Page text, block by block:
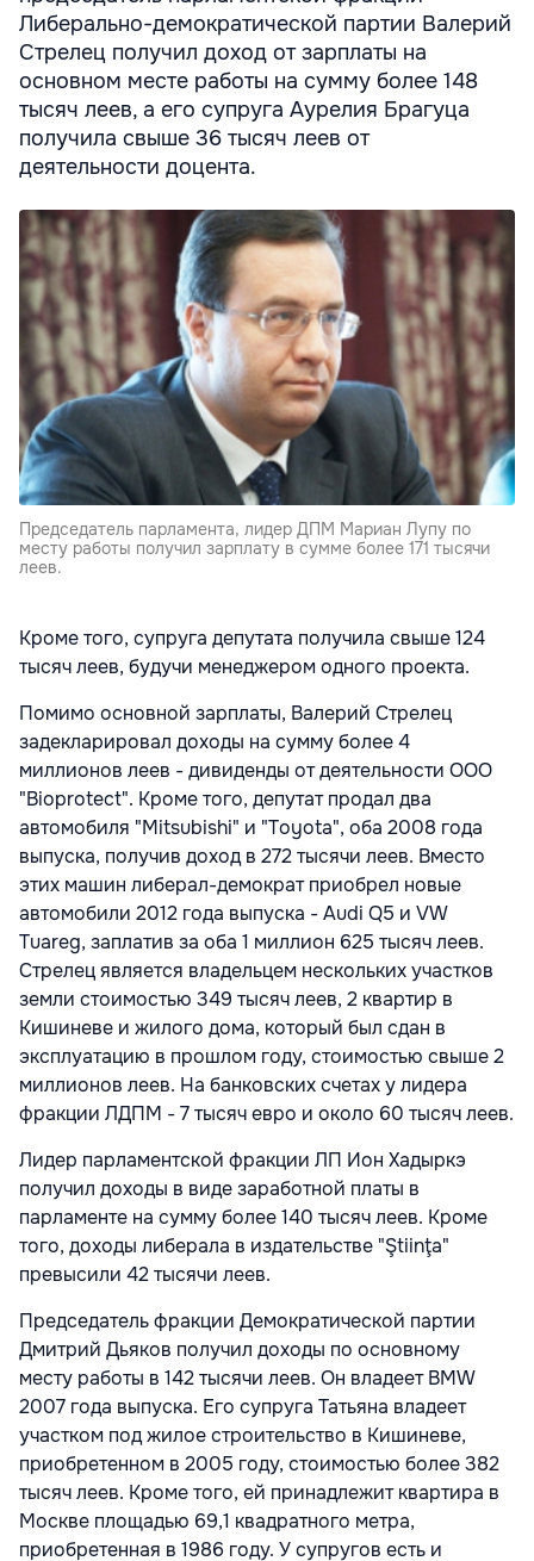
Либерально-демократической партии Валерий
Стрелец получил доход от зарплаты на
основном месте работы на сумму более 148
тысяч леев, а его супруга Аурелия Брагуца
получила свыше 36 тысяч леев от
деятельности доцента.
Председатель парламента, лидер ДПМ Мариан Лупу по
месту работы получил зарплату в сумме более 171 тысячи
леев.
Кроме того, супруга депутата получила свыше 124
тысяч леев, будучи менеджером одного проекта.
Помимо основной зарплаты, Валерий Стрелец
задекларировал доходы на сумму более 4
миллионов леев - дивиденды от деятельности ООО
"Bioprotect". Кроме того, депутат продал два
автомобиля "Mitsubishi" и "Toyota", оба 2008 года
выпуска, получив доход в 272 тысячи леев. Вместо
этих машин либерал-демократ приобрел новые
автомобили 2012 года выпуска - Audi Q5 и VW
Tuareg, заплатив за оба 1 миллион 625 тысяч леев.
Стрелец является владельцем нескольких участков
земли стоимостью 349 тысяч леев, 2 квартир в
Кишиневе и жилого дома, который был сдан в
эксплуатацию в прошлом году, стоимостью свыше 2
миллионов леев. На банковских счетах у лидера
фракции ЛДПМ - 7 тысяч евро и около 60 тысяч леев.
Лидер парламентской фракции ЛП Ион Хадыркэ
получил доходы в виде заработной платы в
парламенте на сумму более 140 тысяч леев. Кроме
того, доходы либерала в издательстве "Ştiinţa"
превысили 42 тысячи леев.
Председатель фракции Демократической партии
Дмитрий Дьяков получил доходы по основному
месту работы в 142 тысячи леев. Он владеет BMW
2007 года выпуска. Его супруга Татьяна владеет
участком под жилое строительство в Кишиневе,
приобретенном в 2005 году, стоимостью более 382
тысяч леев. Кроме того, ей принадлежит квартира в
Москве площадью 69,1 квадратного метра,
приобретенная в 1986 году. У супругов есть и